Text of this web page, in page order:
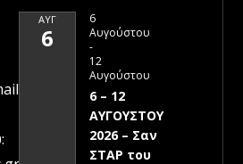
ΑΥΓ
6
6
Αυγούστου
-
12
Αυγούστου
6 – 12
ΑΥΓΟΥΣΤΟΥ
2026 – Σαν
ΣΤΑΡ του